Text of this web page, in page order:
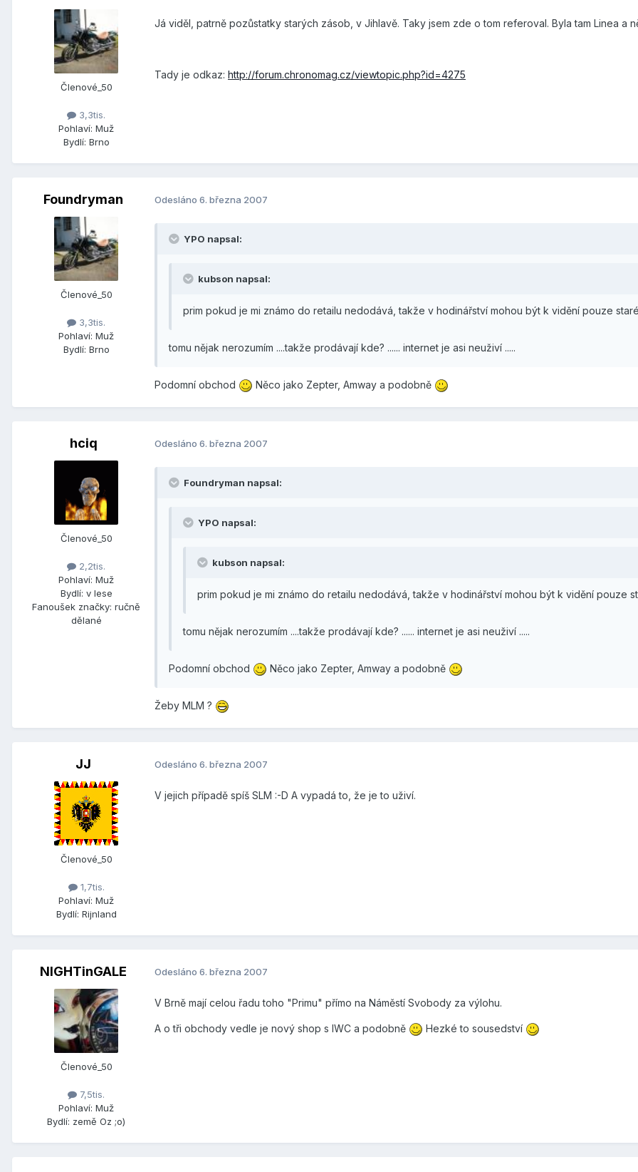
Členové_50
3,3tis.
Pohlaví: Muž
Bydlí: Brno
Já viděl, patrně pozůstatky starých zásob, v Jihlavě. Taky jsem zde o tom referoval. Byla tam Linea a
Tady je odkaz: http://forum.chronomag.cz/viewtopic.php?id=4275
Foundryman
Členové_50
3,3tis.
Pohlaví: Muž
Bydlí: Brno
Odesláno 6. března 2007
YPO napsal:
kubson napsal:
prim pokud je mi známo do retailu nedodává, takže v hodinářství mohou být k vidění pouze
tomu nějak nerozumím ....takže prodávají kde? ...... internet je asi neuživí .....
Podomní obchod Něco jako Zepter, Amway a podobně
hciq
Členové_50
2,2tis.
Pohlaví: Muž
Bydlí: v lese
Fanoušek značky: ručně
dělané
Odesláno 6. března 2007
Foundryman napsal:
YPO napsal:
kubson napsal:
prim pokud je mi známo do retailu nedodává, takže v hodinářství mohou být k vidění pouze
tomu nějak nerozumím ....takže prodávají kde? ...... internet je asi neuživí .....
Podomní obchod Něco jako Zepter, Amway a podobně
Žeby MLM ?
JJ
Členové_50
1,7tis.
Pohlaví: Muž
Bydlí: Rijnland
Odesláno 6. března 2007
V jejich případě spíš SLM :-D A vypadá to, že je to uživí.
NIGHTinGALE
Členové_50
7,5tis.
Pohlaví: Muž
Bydlí: země Oz ;o)
Odesláno 6. března 2007
V Brně mají celou řadu toho "Primu" přímo na Náměstí Svobody za výlohu.
A o tři obchody vedle je nový shop s IWC a podobně Hezké to sousedství